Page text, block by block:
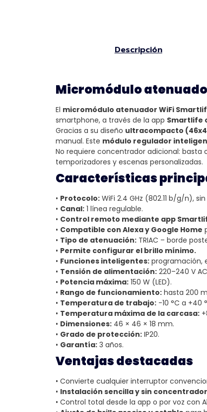
Descripción
Micromódulo
El micromódulo atenuador WiFi
smartphone, a través de la app Smartlife
Gracias a su diseño ultracompacto
manual. Este módulo regulador
No requiere concentrador adicional: basta
temporizadores y escenas personalizadas.
Características
• Protocolo: WiFi 2.4 GHz (802.11 b/g/n),
• Canal: 1 línea regulable.
• Control remoto mediante app
• Compatible con Alexa y Google Home
• Tipo de atenuación: TRIAC – borde
• Permite configurar el brillo mínimo.
• Funciones inteligentes: programación,
• Tensión de alimentación: 220–240 V
• Potencia máxima: 150 W (LED).
• Rango de funcionamiento: hasta 200
• Temperatura de trabajo: -10 °C a +40
• Temperatura máxima de la carcasa:
• Dimensiones: 46 × 46 × 18 mm.
• Grado de protección: IP20.
• Garantía: 3 años.
Ventajas destacadas
• Convierte cualquier interruptor
• Instalación sencilla y sin
• Control total desde la app o por voz con